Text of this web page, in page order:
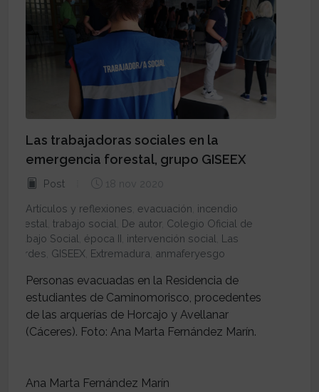
Las trabajadoras sociales en la
emergencia forestal, grupo GISEEX
Post 18 nov 2020
Artículos y reflexiones evacuación incendio
forestal trabajo social De autor, Colegio Oficial de
Trabajo Social época II intervención social Las
Hurdes GISEEX Extremadura anmaferyesgo
Personas evacuadas en la Residencia de
estudiantes de Caminomorisco, procedentes
de las arquerías de Horcajo y Avellanar
(Cáceres). Foto: Ana Marta Fernández Marín.
Ana Marta Fernández Marín